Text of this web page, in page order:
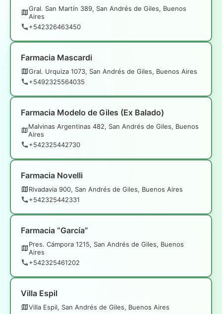
Gral. San Martín 389, San Andrés de Giles, Buenos
Aires
+542326463450
Farmacia Mascardi
Gral. Urquiza 1073, San Andrés de Giles, Buenos Aires
+5492325564035
Farmacia Modelo de Giles (Ex Balado)
Malvinas Argentinas 482, San Andrés de Giles, Buenos
Aires
+542325442730
Farmacia Novelli
Rivadavia 900, San Andrés de Giles, Buenos Aires
+542325442331
Farmacia “García”
Pres. Cámpora 1215, San Andrés de Giles, Buenos
Aires
+542325461202
Villa Espil
Villa Espil, San Andrés de Giles, Buenos Aires